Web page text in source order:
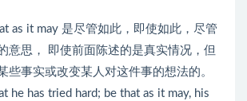
as it may 是尽管如此，即使如此，尽管
意思， 即使前面陈述的是真实情况，但
些事实或改变某人对这件事的想法的。
he has tried hard; be that as it may, his